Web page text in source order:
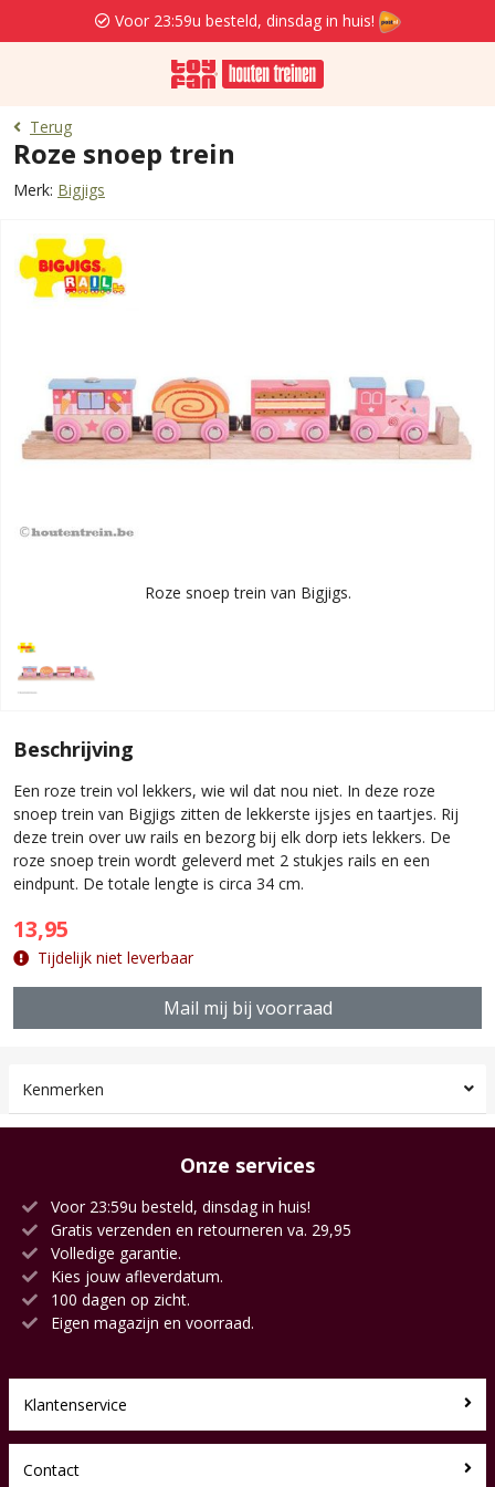
Voor 23:59u besteld, dinsdag in huis!
Terug
Roze snoep trein
Merk: Bigjigs
Roze snoep trein van Bigjigs.
Beschrijving
Een roze trein vol lekkers, wie wil dat nou niet. In deze roze
snoep trein van Bigjigs zitten de lekkerste ijsjes en taartjes. Rij
deze trein over uw rails en bezorg bij elk dorp iets lekkers. De
roze snoep trein wordt geleverd met 2 stukjes rails en een
eindpunt. De totale lengte is circa 34 cm.
13,95
Tijdelijk niet leverbaar
Mail mij bij voorraad
Kenmerken
Onze services
Voor 23:59u besteld, dinsdag in huis!
Gratis verzenden en retourneren va. 29,95
Volledige garantie.
Kies jouw afleverdatum.
100 dagen op zicht.
Eigen magazijn en voorraad.
Klantenservice
Contact